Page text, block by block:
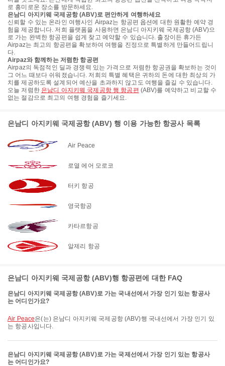
로 흥미로운 장소를 방문하세요.
은남디 아지키웨 국제공항 (ABV)로 편안하게 여행하세요
신뢰할 수 있는 온라인 여행사인 Airpaz는 항공편 옵션에 대한 원활한 예약 경
험을 제공합니다. 저희 플랫폼을 사용하면 은남디 아지키웨 국제공항 (ABV)으
로 가는 완벽한 항공편을 쉽게 찾고 예약할 수 있습니다. 출장이든 휴가든
Airpaz는 최고의 항공편을 확보하여 여행을 진정으로 특별하게 만들어드립니
다.
Airpaz와 함께하는 저렴한 항공편
Airpaz의 독점적인 딜과 경쟁력 있는 가격으로 저렴한 항공권을 확보하는 것이
그 어느 때보다 쉬워졌습니다. 저희의 특별 혜택은 귀하의 돈에 대한 최상의 가
치를 제공하도록 설계되어 예산을 초과하지 않고도 여행을 즐길 수 있습니다.
오늘 저렴한 은남디 아지키웨 국제공항 행 항공편 (ABV)를 예약하고 비교할 수
없는 절감으로 최고의 여행 경험을 즐기세요.
은남디 아지키웨 국제공항 (ABV) 행 이용 가능한 항공사 목록
Air Peace
로열 에어 모로코
터키 항공
영국항공
카타르항공
알제리 항공
은남디 아지키웨 국제공항 (ABV)행 항공편에 대한 FAQ
은남디 아지키웨 국제공항 (ABV)로 가는 국내선에서 가장 인기 있는 항공사
는 어디인가요?
Air Peace은(는) 은남디 아지키웨 국제공항 (ABV)행 국내선에서 가장 인기 있
는 항공사입니다.
은남디 아지키웨 국제공항 (ABV)로 가는 국제선에서 가장 인기 있는 항공사
는 어디인가요?